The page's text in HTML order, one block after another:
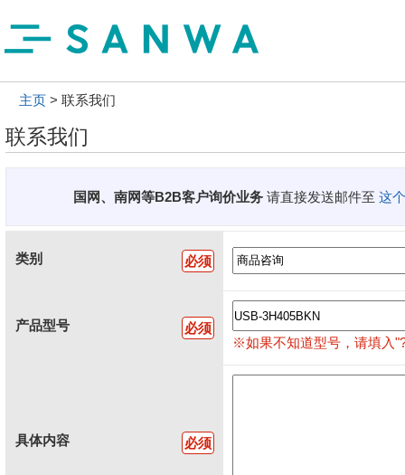
主页 联系我们
联系我们
国网、南网等B2B客户询价业务请直接发送邮件至 这
类别 必须
产品型号
必须
※如果不知道型号，请填入
具体内容 必须